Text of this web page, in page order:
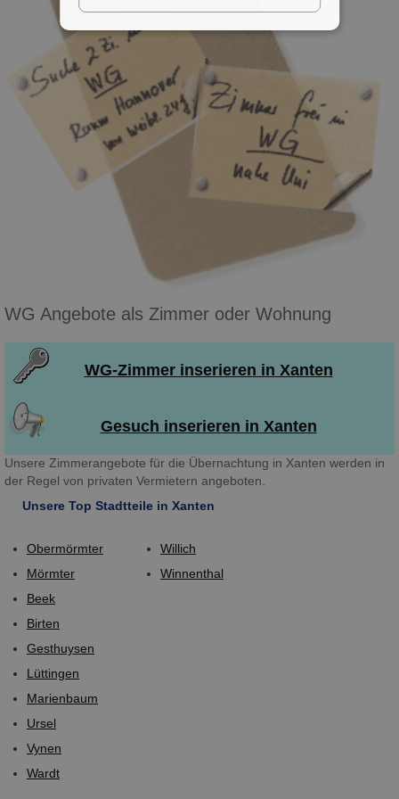
WG Angebote als Zimmer oder Wohnung
WG-Zimmer inserieren in Xanten
Gesuch inserieren in Xanten
Unsere Zimmerangebote für die Übernachtung in Xanten werden in
der Regel von privaten Vermietern angeboten.
Unsere Top Stadtteile in Xanten
Obermörmter
Mörmter
Beek
Birten
Gesthuysen
Lüttingen
Marienbaum
Ursel
Vynen
Wardt
Willich
Winnenthal